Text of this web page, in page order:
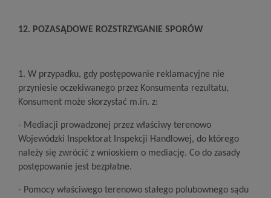
12. POZASĄDOWE ROZSTRZYGANIE SPORÓW
1. W przypadku, gdy postępowanie reklamacyjne nie
przyniesie oczekiwanego przez Konsumenta rezultatu,
Konsument może skorzystać m.in. z:
- Mediacji prowadzonej przez właściwy terenowo
Wojewódzki Inspektorat Inspekcji Handlowej, do którego
należy się zwrócić z wnioskiem o mediację. Co do zasady
postępowanie jest bezpłatne.
- Pomocy właściwego terenowo stałego polubownego sądu